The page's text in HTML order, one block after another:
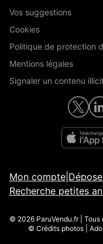
Vos suggestions
Cookies
Politique de protection
Mentions légales
Signaler un contenu
Mon compte
Recherche petites
© 2026 ParuVendu.fr | Tous
© Crédits photos |